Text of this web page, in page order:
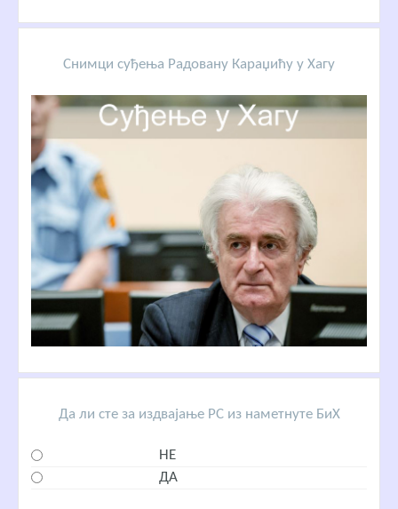
Снимци суђења Радовану Караџићу у Хагу
Да ли сте за издвајање РС из наметнуте БиХ
НЕ
ДА